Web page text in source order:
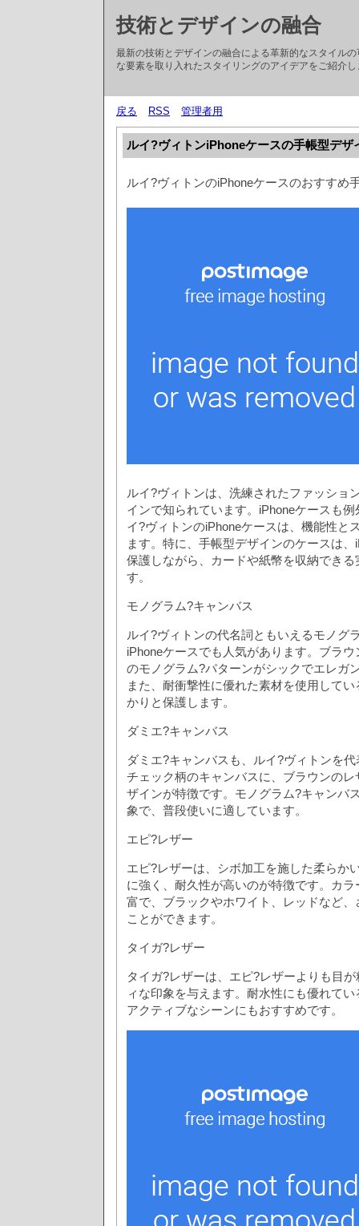
技術とデザインの融合
最新の技術とデザインの融合による革新的なスタイル
な要素を取り入れたスタイリングのアイデアをご紹介し
戻る RSS 管理者用
ルイ?ヴィトンiPhoneケースの手帳型デザ
ルイ?ヴィトンのiPhoneケースのおすすめ
ルイ?ヴィトンは、洗練されたファッショ
インで知られています。iPhoneケースも
イ?ヴィトンのiPhoneケースは、機能性と
ます。特に、手帳型デザインのケースは
保護しながら、カードや紙幣を収納でき
す。
モノグラム?キャンバス
ルイ?ヴィトンの代名詞ともいえるモノグ
iPhoneケースでも人気があります。ブラ
のモノグラム?パターンがシックでエレガ
また、耐衝撃性に優れた素材を使用して
かりと保護します。
ダミエ?キャンバス
ダミエ?キャンバスも、ルイ?ヴィトンを
チェック柄のキャンバスに、ブラウンの
ザインが特徴です。モノグラム?キャンバ
象で、普段使いに適しています。
エピ?レザー
エピ?レザーは、シボ加工を施した柔らか
に強く、耐久性が高いのが特徴です。カ
富で、ブラックやホワイト、レッドなど
ことができます。
タイガ?レザー
タイガ?レザーは、エピ?レザーよりも目
ィな印象を与えます。耐水性にも優れて
アクティブなシーンにもおすすめです。